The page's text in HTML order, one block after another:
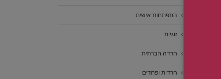
התפתחות אישית
זוגיות
חרדה חברתית
חרדות ופחדים